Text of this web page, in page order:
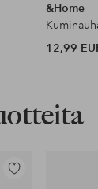
&Home
12,99
Lisää